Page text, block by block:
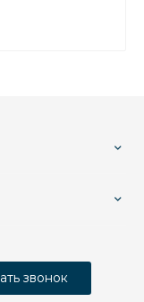
звонок